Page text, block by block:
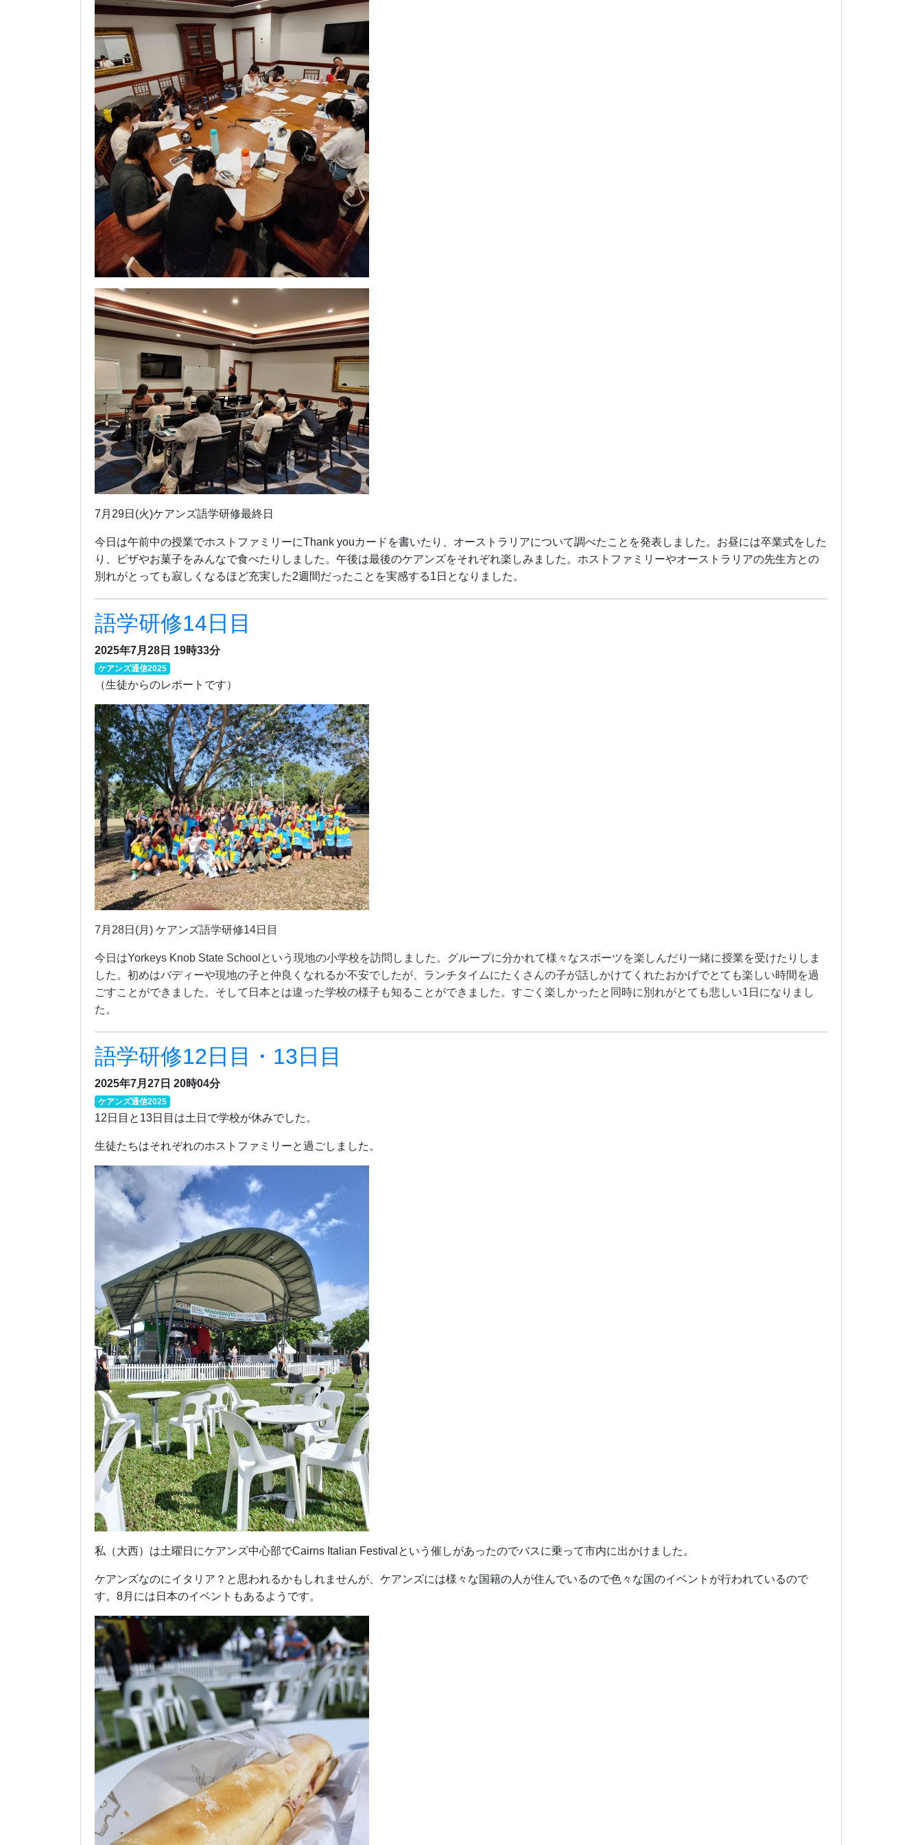
7月29日(火)ケアンズ語学研修最終日
今日は午前中の授業でホストファミリーにThank youカードを書いたり、オーストラリアについて調べたことを発表しました。お昼には卒業式をした
り、ピザやお菓子をみんなで食べたりしました。午後は最後のケアンズをそれぞれ楽しみました。ホストファミリーやオーストラリアの先生方との
別れがとっても寂しくなるほど充実した2週間だったことを実感する1日となりました。
語学研修14日目
2025年7月28日 19時33分
ケアンズ通信2025
（生徒からのレポートです）
7月28日(月) ケアンズ語学研修14日目
今日はYorkeys Knob State Schoolという現地の小学校を訪問しました。グループに分かれて様々なスポーツを楽しんだり一緒に授業を受けたりしま
した。初めはバディーや現地の子と仲良くなれるか不安でしたが、ランチタイムにたくさんの子が話しかけてくれたおかげでとても楽しい時間を過
ごすことができました。そして日本とは違った学校の様子も知ることができました。すごく楽しかったと同時に別れがとても悲しい1日になりまし
た。
語学研修12日目・13日目
2025年7月27日 20時04分
ケアンズ通信2025
12日目と13日目は土日で学校が休みでした。
生徒たちはそれぞれのホストファミリーと過ごしました。
私（大西）は土曜日にケアンズ中心部でCairns Italian Festivalという催しがあったのでバスに乗って市内に出かけました。
ケアンズなのにイタリア？と思われるかもしれませんが、ケアンズには様々な国籍の人が住んでいるので色々な国のイベントが行われているので
す。8月には日本のイベントもあるようです。